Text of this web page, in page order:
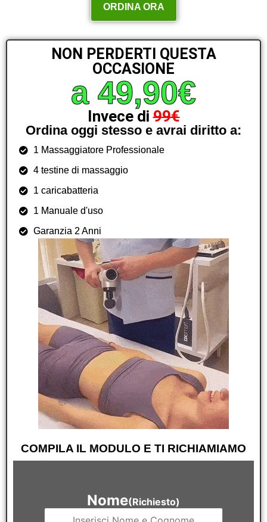
ORDINA ORA
NON PERDERTI QUESTA
OCCASIONE
a 49,90€
Invece di99€
Ordina oggi stesso e avrai diritto a:
1 Massaggiatore Professionale
4 testine di massaggio
1 caricabatteria
1 Manuale d'uso
Garanzia 2 Anni
COMPILA IL MODULO E TI RICHIAMIAMO
Nome(Richiesto)